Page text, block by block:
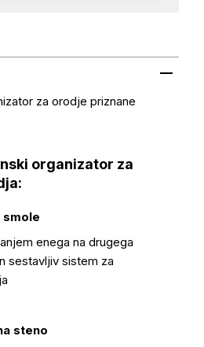
za orodje priznane
organizator za
enega na drugega
sestavljiv sistem za
steno